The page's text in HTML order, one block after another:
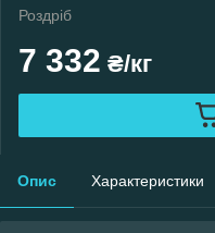
Роздріб
7 332 ₴/кг
Опис Характеристики